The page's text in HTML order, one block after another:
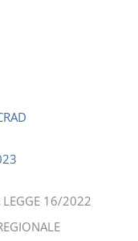
LEGGE 16/2022